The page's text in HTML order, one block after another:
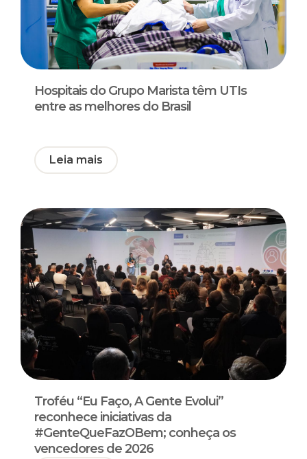
Hospitais do Grupo Marista têm UTIs
entre as melhores do Brasil
Leia mais
Troféu “Eu Faço, A Gente Evolui”
reconhece iniciativas da
#GenteQueFazOBem; conheça os
vencedores de 2026